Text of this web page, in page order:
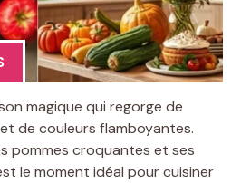
magique qui regorge de
de couleurs flamboyantes.
pommes croquantes et ses
le moment idéal pour cuisiner